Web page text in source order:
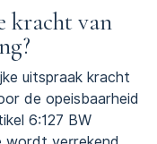
kracht van
uitspraak kracht
de opeisbaarheid
6:127 BW